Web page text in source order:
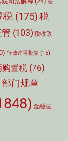
杨
税 (175)税
(103) 税收政
行政许可批复 (15)
购置税 (76)
部门规章
金融法